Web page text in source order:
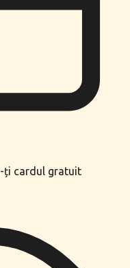
ți cardul gratuit